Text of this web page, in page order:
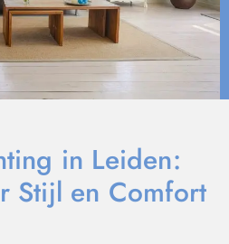
in Leiden:
Stijl en Comfort